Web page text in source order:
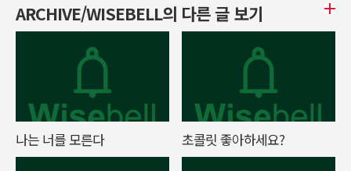
ARCHIVE/WISEBELL의 다른 글 보기
나는 너를 모른다 초콜릿 좋아하세요?